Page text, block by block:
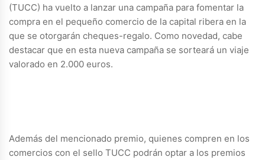
(TUCC) ha vuelto a lanzar una campaña para fomentar la
compra en el pequeño comercio de la capital ribera en la
que se otorgarán cheques-regalo. Como novedad, cabe
destacar que en esta nueva campaña se sorteará un viaje
valorado en 2.000 euros.
Además del mencionado premio, quienes compren en los
comercios con el sello TUCC podrán optar a los premios